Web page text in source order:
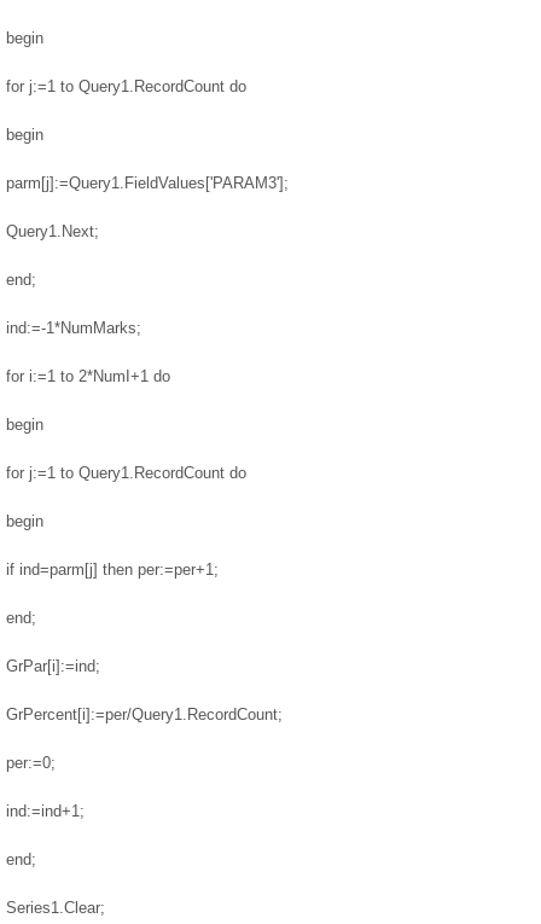
begin
for j:=1 to Query1.RecordCount do
begin
parm[j]:=Query1.FieldValues['PARAM3'];
Query1.Next;
end;
ind:=-1*NumMarks;
for i:=1 to 2*NumI+1 do
begin
for j:=1 to Query1.RecordCount do
begin
if ind=parm[j] then per:=per+1;
end;
GrPar[i]:=ind;
GrPercent[i]:=per/Query1.RecordCount;
per:=0;
ind:=ind+1;
end;
Series1.Clear;